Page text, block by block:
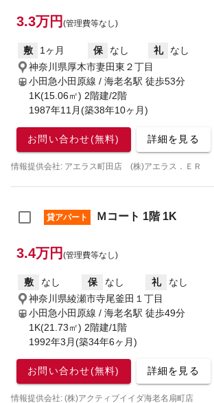
3.3万円 (管理費等なし)
敷 1ヶ月 保 なし 礼
なし
神奈川県厚木市妻田東２丁目
小田急小田原線 / 海老名駅 徒歩53分
1K(15.06㎡) 2階建/2階
1987年11月(築38年10ヶ月)
お問い合わせ(無料) 詳細を見る
情報提供会社: アエラス町田店 (株)アエラス．ＥＲ
貸アパート Ｍコート 1階 1K
3.4万円 (管理費等なし)
敷 なし 保 なし 礼
なし
神奈川県綾瀬市寺尾釜田１丁目
小田急小田原線 / 海老名駅 徒歩49分
1K(21.73㎡) 2階建/1階
1992年3月(築34年6ヶ月)
お問い合わせ(無料) 詳細を見る
情報提供会社: (株)アクティブイイダ海老名扇町店